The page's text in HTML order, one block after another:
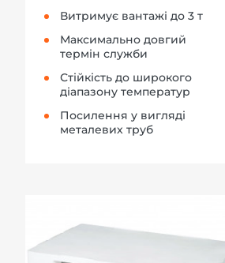
Витримує вантажі до 3 т
Максимально довгий
термін служби
Стійкість до широкого
діапазону температур
Посилення у вигляді
металевих труб